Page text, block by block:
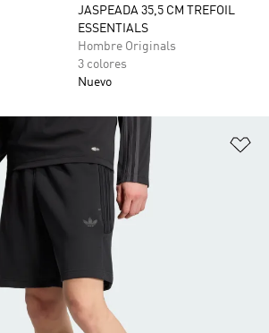
JASPEADA 35,5 CM TREFOIL
ESSENTIALS
Hombre Originals
3 colores
Nuevo